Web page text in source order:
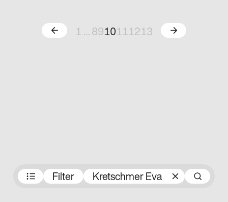
Preisträger:innen
Filter Kretschmer Eva
Zurück
1 … 8910111213